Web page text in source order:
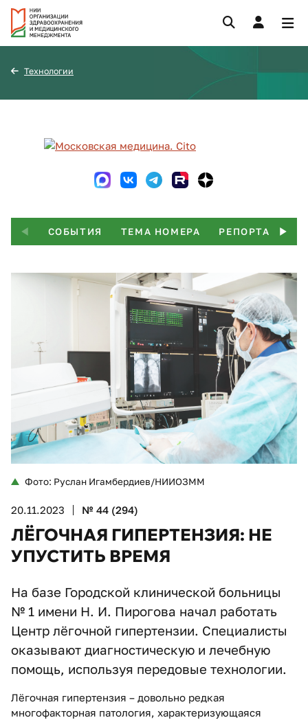
Технологии
СОБЫТИЯ ТЕМА НОМЕРА РЕПОРТАЖ
Фото: Руслан Игамбердиев/НИИОЗММ
20.11.2023 № 44 (294)
ЛЁГОЧНАЯ ГИПЕРТЕНЗИЯ: НЕ
УПУСТИТЬ ВРЕМЯ
На базе Городской клинической больницы
№ 1 имени Н. И. Пирогова начал работать
Центр лёгочной гипертензии. Специалисты
оказывают диагностическую и лечебную
помощь, используя передовые технологии.
Лёгочная гипертензия – довольно редкая
многофакторная патология, характеризующаяся